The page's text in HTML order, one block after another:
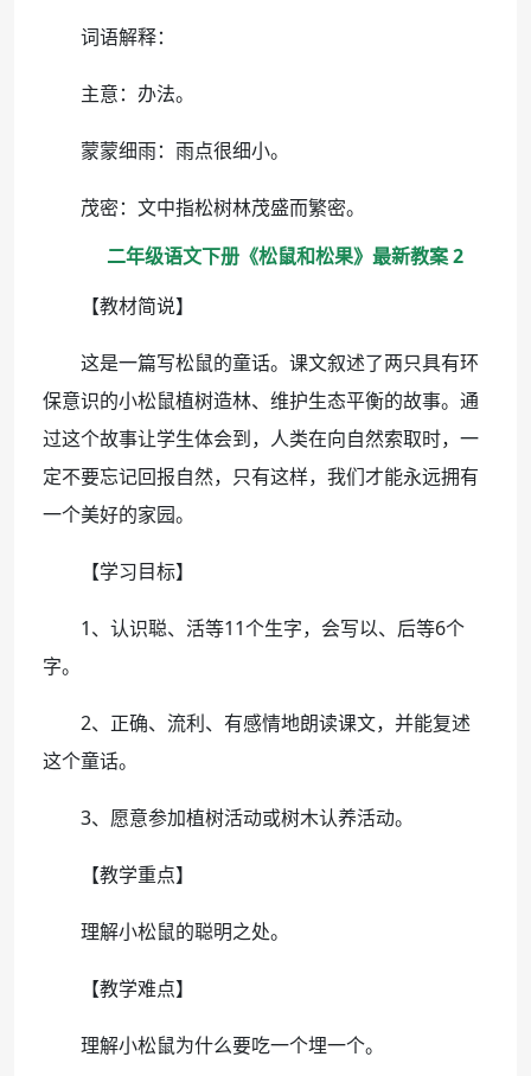
词语解释：
主意：办法。
蒙蒙细雨：雨点很细小。
茂密：文中指松树林茂盛而繁密。
二年级语文下册《松鼠和松果》最新教案 2
【教材简说】
这是一篇写松鼠的童话。课文叙述了两只具有环
保意识的小松鼠植树造林、维护生态平衡的故事。通
过这个故事让学生体会到，人类在向自然索取时，一
定不要忘记回报自然，只有这样，我们才能永远拥有
一个美好的家园。
【学习目标】
1、认识聪、活等11个生字，会写以、后等6个
字。
2、正确、流利、有感情地朗读课文，并能复述
这个童话。
3、愿意参加植树活动或树木认养活动。
【教学重点】
理解小松鼠的聪明之处。
【教学难点】
理解小松鼠为什么要吃一个埋一个。